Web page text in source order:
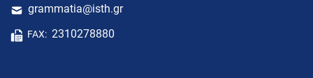
grammatia@isth.gr
FAX: 2310278880